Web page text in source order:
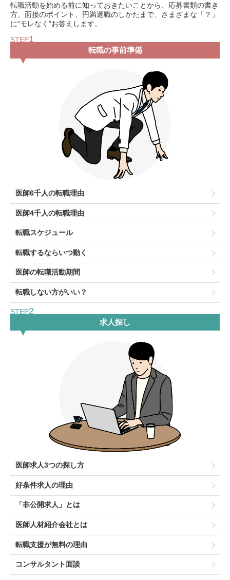
転職活動を始める前に知っておきたいことから、応募書類の書き
方、面接のポイント、円満退職のしかたまで、さまざまな「？」
に“モレなく”お答えします。
STEP1
転職の事前準備
医師6千人の転職理由
医師4千人の転職理由
転職スケジュール
転職するならいつ動く
医師の転職活動期間
転職しない方がいい？
STEP2
求人探し
医師求人3つの探し方
好条件求人の理由
「非公開求人」とは
医師人材紹介会社とは
転職支援が無料の理由
コンサルタント面談